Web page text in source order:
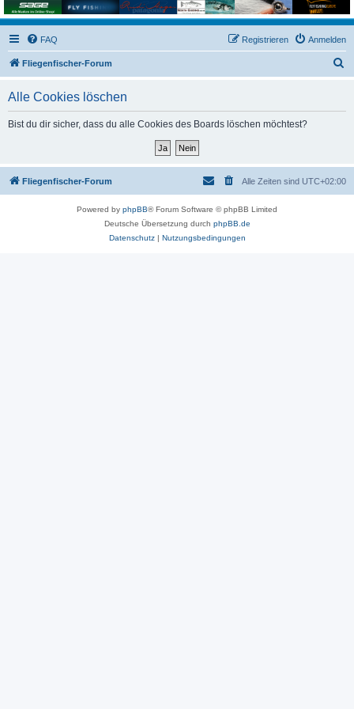
FAQ Anmelden
Registrieren
Fliegenfischer-Forum
Alle Cookies löschen
Bist du dir sicher, dass du alle Cookies des Boards löschen möchtest?
Fliegenfischer-Forum Alle Zeiten sind UTC+02:00
Powered by phpBB® Forum Software © phpBB Limited
Deutsche Übersetzung durch phpBB.de
Datenschutz| Nutzungsbedingungen